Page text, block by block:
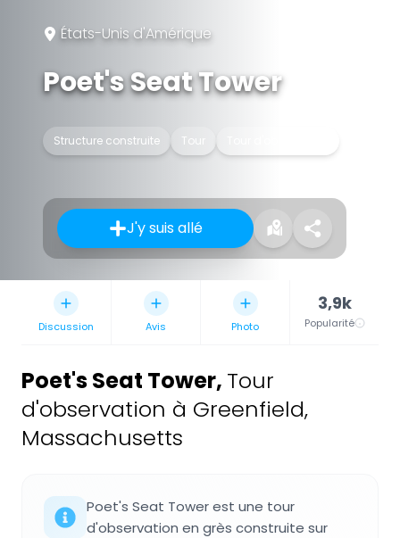
États-Unis d'Amérique
Poet's Seat Tower
Structure construite Tour
J'y suis allé
Discussion Avis Photo
3,9k
Popularité
Poet's Seat Tower, Tour
d'observation à Greenfield,
Massachusetts
Poet's Seat Tower est une tour
d'observation en grès construite sur